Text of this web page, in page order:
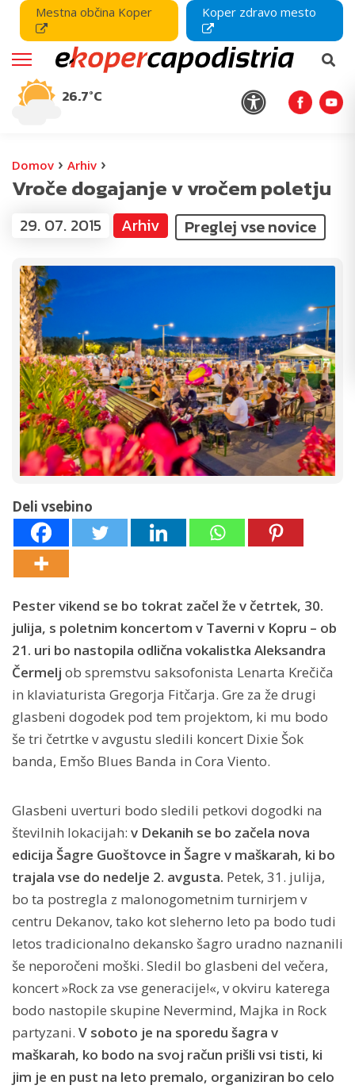
Mestna občina Koper Koper zdravo mesto
26.7°C
Domov › Arhiv ›
Vroče dogajanje v vročem poletju
29. 07. 2015 Arhiv Preglej vse novice
Deli vsebino
Pester vikend se bo tokrat začel že v četrtek, 30.
julija, s poletnim koncertom v Taverni v Kopru – ob
21. uri bo nastopila odlična vokalistka Aleksandra
Čermelj ob spremstvu saksofonista Lenarta Krečiča
in klaviaturista Gregorja Fitčarja. Gre za že drugi
glasbeni dogodek pod tem projektom, ki mu bodo
še tri četrtke v avgustu sledili koncert Dixie Šok
banda, Emšo Blues Banda in Cora Viento.
Glasbeni uverturi bodo sledili petkovi dogodki na
številnih lokacijah: v Dekanih se bo začela nova
edicija Šagre Guoštovce in Šagre v maškarah, ki bo
trajala vse do nedelje 2. avgusta. Petek, 31. julija,
bo ta postregla z malonogometnim turnirjem v
centru Dekanov, tako kot sleherno leto pa bodo tudi
letos tradicionalno dekansko šagro uradno naznanili
še neporočeni moški. Sledil bo glasbeni del večera,
koncert »Rock za vse generacije!«, v okviru katerega
bodo nastopile skupine Nevermind, Majka in Rock
partyzani. V soboto je na sporedu šagra v
maškarah, ko bodo na svoj račun prišli vsi tisti, ki
jim je en pust na leto premalo, organiziran bo celo